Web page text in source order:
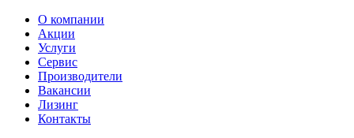
О компании
Акции
Услуги
Сервис
Производители
Вакансии
Лизинг
Контакты